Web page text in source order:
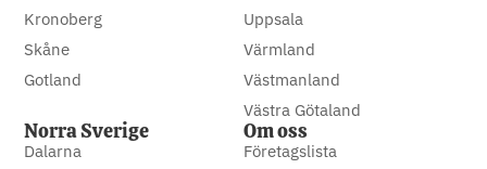
Kronoberg
Skåne
Gotland
Uppsala
Värmland
Västmanland
Västra Götaland
Norra Sverige
Dalarna
Om oss
Företagslista